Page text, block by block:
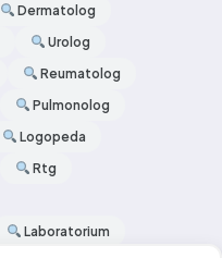
Dermatolog
Urolog
Reumatolog
Pulmonolog
Logopeda
Rtg
Laboratorium